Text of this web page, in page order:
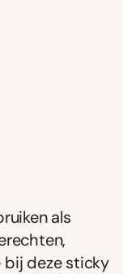
als
deze sticky